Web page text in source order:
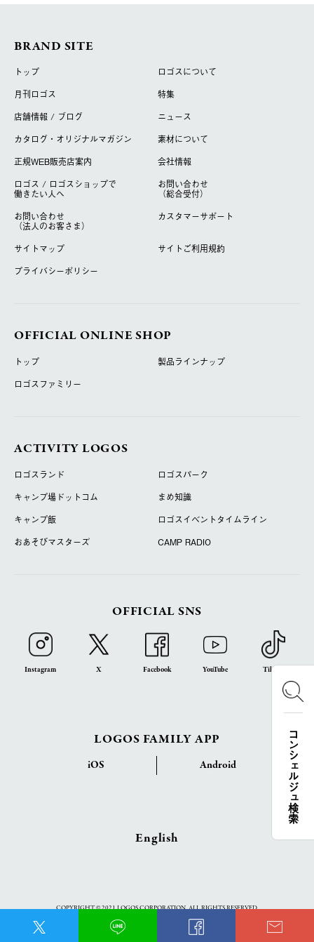
コンシェルジュ検索
BRAND SITE
トップ
ロゴスについて
月刊ロゴス
特集
店舗情報 / ブログ
ニュース
カタログ・オリジナルマガジン
素材について
正規WEB販売店案内
会社情報
ロゴス / ロゴスショップで
働きたい人へ
お問い合わせ
（総合受付）
お問い合わせ
（法人のお客さま）
カスタマーサポート
サイトマップ
サイトご利用規約
プライバシーポリシー
OFFICIAL ONLINE SHOP
トップ
製品ラインナップ
ロゴスファミリー
ACTIVITY LOGOS
ロゴスランド
ロゴスパーク
キャンプ場ドットコム
まめ知識
キャンプ飯
ロゴスイベントタイムライン
おあそびマスターズ
CAMP RADIO
OFFICIAL SNS
Instagram X Facebook YouTube TikTok
LOGOS FAMILY APP
iOS Android
English
COPYRIGHT © 2021 LOGOS CORPORATION. ALL RIGHTS RESERVED.